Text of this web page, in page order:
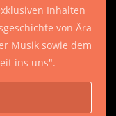
Inhalten
von Ära
Musik sowie dem
ins uns".